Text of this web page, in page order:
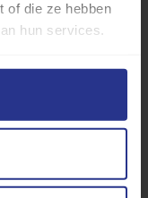
of die ze hebben
hun services.